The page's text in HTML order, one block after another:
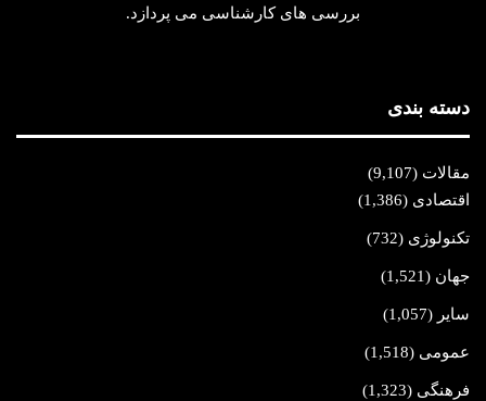
بررسی‌ های کارشناسی می‌ پردازد.
دسته بندی
مقالات (9,107)
اقتصادی (1,386)
تکنولوژی (732)
جهان (1,521)
سایر (1,057)
عمومی (1,518)
فرهنگی (1,323)